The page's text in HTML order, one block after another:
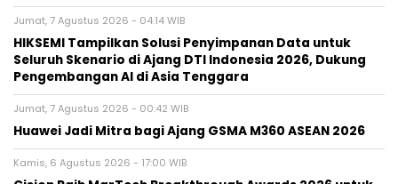
Jumat, 7 Agustus 2026 - 04:14 WIB
HIKSEMI Tampilkan Solusi Penyimpanan Data untuk
Seluruh Skenario di Ajang DTI Indonesia 2026, Dukung
Pengembangan AI di Asia Tenggara
Jumat, 7 Agustus 2026 - 00:42 WIB
Huawei Jadi Mitra bagi Ajang GSMA M360 ASEAN 2026
Kamis, 6 Agustus 2026 - 17:00 WIB